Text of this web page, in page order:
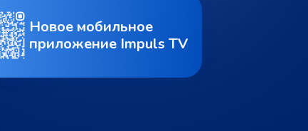
Новое мобильное
приложение Impuls TV